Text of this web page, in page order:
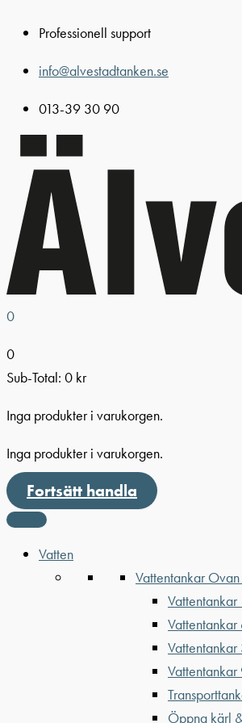
innehåll
Professionell support
info@alvestadtanken.se
013-39 30 90
0
0
Sub-Total: 0 kr
Inga produkter i varukorgen.
Inga produkter i varukorgen.
Fortsätt handla
Vatten
Vattentankar
Öppna kärl